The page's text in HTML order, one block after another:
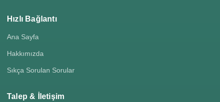
Hızlı Bağlantı
Ana Sayfa
Hakkımızda
Sıkça Sorulan Sorular
Talep & İletişim